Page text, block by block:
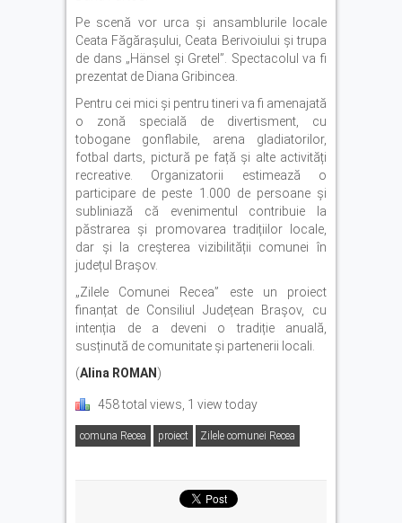
Pe scenă vor urca și ansamblurile locale
Ceata Făgărașului, Ceata Berivoiului și trupa
de dans „Hänsel și Gretel”. Spectacolul va fi
prezentat de Diana Gribincea.
Pentru cei mici și pentru tineri va fi amenajată
o zonă specială de divertisment, cu
tobogane gonflabile, arena gladiatorilor,
fotbal darts, pictură pe față și alte activități
recreative. Organizatorii estimează o
participare de peste 1.000 de persoane și
subliniază că evenimentul contribuie la
păstrarea și promovarea tradițiilor locale,
dar și la creșterea vizibilității comunei în
județul Brașov.
„Zilele Comunei Recea” este un proiect
finanțat de Consiliul Județean Brașov, cu
intenția de a deveni o tradiție anuală,
susținută de comunitate și partenerii locali.
(Alina ROMAN )
458 total views, 1 view today
comuna Recea proiect Zilele comunei Recea